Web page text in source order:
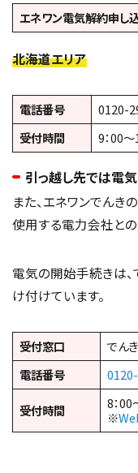
エネワン電気解約申し
北海道エリア
電話番号
0120-
受付時間
9：00
引っ越し先では電
また、エネワンでんき
使用する電力会社との
電気の開始手続きは、
け付けています。
受付窓口
でん
電話番号
受付時間
8：00
※